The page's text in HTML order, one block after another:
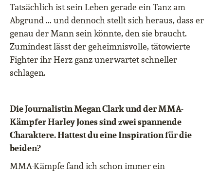
Tatsächlich ist sein Leben gerade ein Tanz am
Abgrund ... und dennoch stellt sich heraus, dass er
genau der Mann sein könnte, den sie braucht.
Zumindest lässt der geheimnisvolle, tätowierte
Fighter ihr Herz ganz unerwartet schneller
schlagen.
Die Journalistin Megan Clark und der MMA-
Kämpfer Harley Jones sind zwei spannende
Charaktere. Hattest du eine Inspiration für die
beiden?
MMA-Kämpfe fand ich schon immer ein